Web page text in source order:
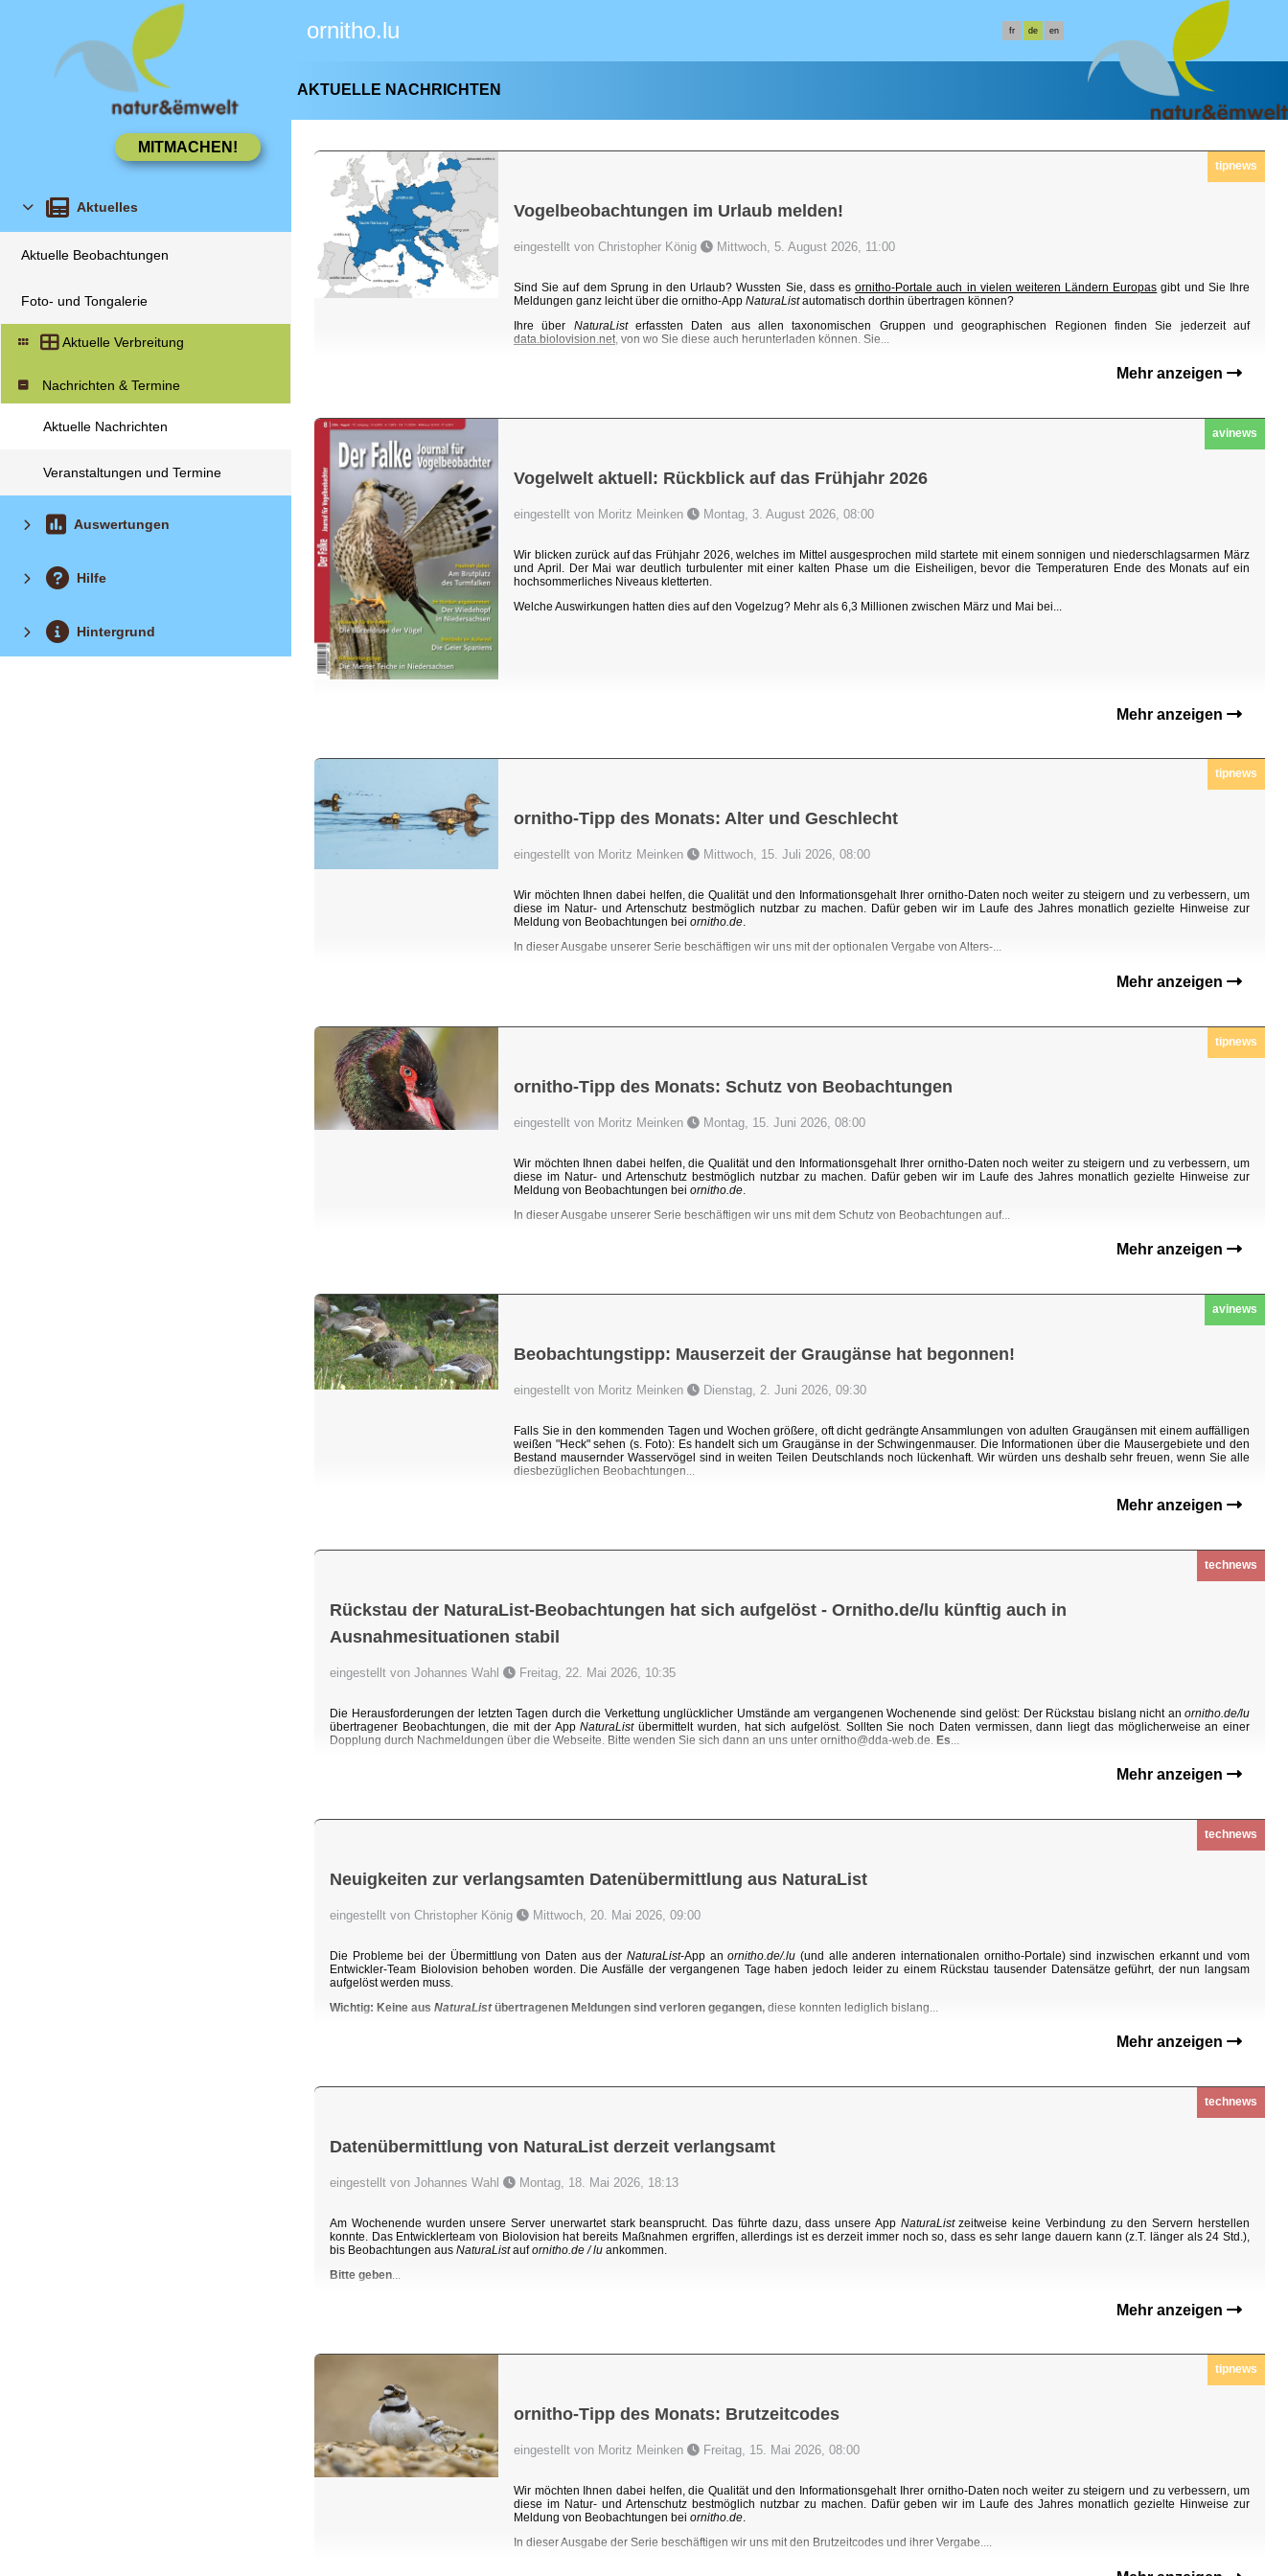
ornitho.lu fr de en
Aktuelles
Aktuelle Beobachtungen
Foto- und Tongalerie
Aktuelle Verbreitung
Nachrichten & Termine
Aktuelle Nachrichten
Veranstaltungen und Termine
Auswertungen
Hilfe
Hintergrund
AKTUELLE NACHRICHTEN
tipnews
Vogelbeobachtungen im Urlaub melden!
eingestellt von Christopher König Mittwoch, 5. August 2026, 11:00
Sind Sie auf dem Sprung in den Urlaub? Wussten Sie, dass esornitho-Portale auch in vielen weiteren Ländern Europas gibt und Sie Ihre
Meldungen ganz leicht über die ornitho-App NaturaListautomatisch dorthin übertragen können?
Ihre über NaturaListerfassten Daten aus allen taxonomischen Gruppen und geographischen Regionen finden Sie jederzeit auf
data.biolovision.net , von wo Sie diese auch herunterladen können. Sie...
Mehr anzeigen
avinews
Vogelwelt aktuell: Rückblick auf das Frühjahr 2026
eingestellt von Moritz Meinken Montag, 3. August 2026, 08:00
Wir blicken zurück auf das Frühjahr 2026, welches im Mittel ausgesprochen mild startete mit einem sonnigen und niederschlagsarmen März
und April. Der Mai war deutlich turbulenter mit einer kalten Phase um die Eisheiligen, bevor die Temperaturen Ende des Monats auf ein
hochsommerliches Niveaus kletterten.
Welche Auswirkungen hatten dies auf den Vogelzug? Mehr als 6,3 Millionen zwischen März und Mai bei...
Mehr anzeigen
tipnews
ornitho-Tipp des Monats: Alter und Geschlecht
eingestellt von Moritz Meinken Mittwoch, 15. Juli 2026, 08:00
Wir möchten Ihnen dabei helfen, die Qualität und den Informationsgehalt Ihrer ornitho-Daten noch weiter zu steigern und zu verbessern, um
diese im Natur- und Artenschutz bestmöglich nutzbar zu machen. Dafür geben wir im Laufe des Jahres monatlich gezielte Hinweise zur
Meldung von Beobachtungen bei ornitho.de.
In dieser Ausgabe unserer Serie beschäftigen wir uns mit der optionalen Vergabe von Alters-...
Mehr anzeigen
tipnews
ornitho-Tipp des Monats: Schutz von Beobachtungen
eingestellt von Moritz Meinken Montag, 15. Juni 2026, 08:00
Wir möchten Ihnen dabei helfen, die Qualität und den Informationsgehalt Ihrer ornitho-Daten noch weiter zu steigern und zu verbessern, um
diese im Natur- und Artenschutz bestmöglich nutzbar zu machen. Dafür geben wir im Laufe des Jahres monatlich gezielte Hinweise zur
Meldung von Beobachtungen bei ornitho.de
In dieser Ausgabe unserer Serie beschäftigen wir uns mit dem Schutz von Beobachtungen auf...
Mehr anzeigen
avinews
Beobachtungstipp: Mauserzeit der Graugänse hat begonnen!
eingestellt von Moritz Meinken Dienstag, 2. Juni 2026, 09:30
Falls Sie in den kommenden Tagen und Wochen größere, oft dicht gedrängte Ansammlungen von adulten Graugänsen mit einem auffälligen
weißen "Heck" sehen (s. Foto): Es handelt sich um Graugänse in der Schwingenmauser. Die Informationen über die Mausergebiete und den
Bestand mausernder Wasservögel sind in weiten Teilen Deutschlands noch lückenhaft. Wir würden uns deshalb sehr freuen, wenn Sie alle
diesbezüglichen Beobachtungen...
Mehr anzeigen
technews
Rückstau der NaturaList-Beobachtungen hat sich aufgelöst - Ornitho.de/lu künftig auch in
Ausnahmesituationen stabil
eingestellt von Johannes Wahl Freitag, 22. Mai 2026, 10:35
Die Herausforderungen der letzten Tagen durch die Verkettung unglücklicher Umstände am vergangenen Wochenende sind gelöst: Der Rückstau bislang nicht an ornitho.de/lu
übertragener Beobachtungen, die mit der AppNaturaListübermittelt wurden, hat sich aufgelöst. Sollten Sie noch Daten vermissen, dann liegt das möglicherweise an einer
Dopplung durch Nachmeldungen über die Webseite. Bitte wenden Sie sich dann an uns unter ornitho@dda-web.de. Es...
Mehr anzeigen
technews
Neuigkeiten zur verlangsamten Datenübermittlung aus NaturaList
eingestellt von Christopher König Mittwoch, 20. Mai 2026, 09:00
Die Probleme bei der Übermittlung von Daten aus der NaturaList-App anornitho.de/.lu (und alle anderen internationalen ornitho-Portale) sind inzwischen erkannt und vom
Entwickler-Team Biolovision behoben worden. Die Ausfälle der vergangenen Tage haben jedoch leider zu einem Rückstau tausender Datensätze geführt, der nun langsam
aufgelöst werden muss.
Wichtig: Keine aus NaturaListübertragenen Meldungen sind verloren gegangen, diese konnten lediglich bislang...
Mehr anzeigen
technews
Datenübermittlung von NaturaList derzeit verlangsamt
eingestellt von Johannes Wahl Montag, 18. Mai 2026, 18:13
Am Wochenende wurden unsere Server unerwartet stark beansprucht. Das führte dazu, dass unsere App NaturaListzeitweise keine Verbindung zu den Servern herstellen
konnte. Das Entwicklerteam von Biolovision hat bereits Maßnahmen ergriffen, allerdings ist es derzeit immer noch so, dass es sehr lange dauern kann (z.T. länger als 24 Std.),
bis Beobachtungen aus NaturaListaufornitho.de / lu ankommen.
Bitte geben...
Mehr anzeigen
tipnews
ornitho-Tipp des Monats: Brutzeitcodes
eingestellt von Moritz Meinken Freitag, 15. Mai 2026, 08:00
Wir möchten Ihnen dabei helfen, die Qualität und den Informationsgehalt Ihrer ornitho-Daten noch weiter zu steigern und zu verbessern, um
diese im Natur- und Artenschutz bestmöglich nutzbar zu machen. Dafür geben wir im Laufe des Jahres monatlich gezielte Hinweise zur
Meldung von Beobachtungen bei ornitho.de.
In dieser Ausgabe der Serie beschäftigen wir uns mit den Brutzeitcodes und ihrer Vergabe....